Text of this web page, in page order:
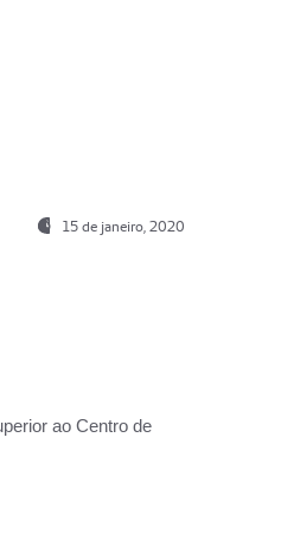
15 de janeiro, 2020
ao Centro de